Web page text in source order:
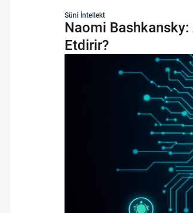
Süni İntellekt
Naomi Bashkansky:
Etdirir?